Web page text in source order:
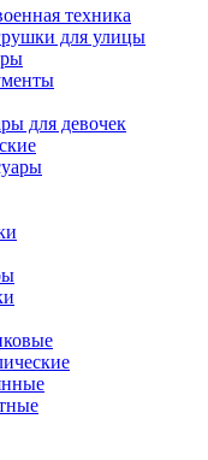
техника
для улицы
для девочек